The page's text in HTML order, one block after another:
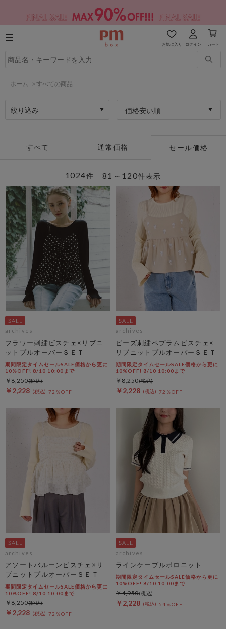
お気に入り ログイン カート
ホーム > すべての商品
絞り込み 価格安い順
すべて 通常価格 セール価格
81～120件表示
1024件
archives
フラワー刺繍ビスチェ×リブニ
ットプルオーバーＳＥＴ
期間限定タイムセールSALE価格から更に
10%OFF! 8/10 10:00まで
￥2,228 72％OFF
￥8,250
archives
ビーズ刺繍ペプラムビスチェ×
リブニットプルオーバーＳＥＴ
期間限定タイムセールSALE価格から更に
10%OFF! 8/10 10:00まで
￥2,228 72％OFF
￥8,250
archives
アソートバルーンビスチェ×リ
ブニットプルオーバーＳＥＴ
期間限定タイムセールSALE価格から更に
10%OFF! 8/10 10:00まで
￥2,228 72％OFF
￥8,250
archives
ラインケーブルポロニット
期間限定タイムセールSALE価格から更に
10%OFF! 8/10 10:00まで
￥2,228 54％OFF
￥4,950